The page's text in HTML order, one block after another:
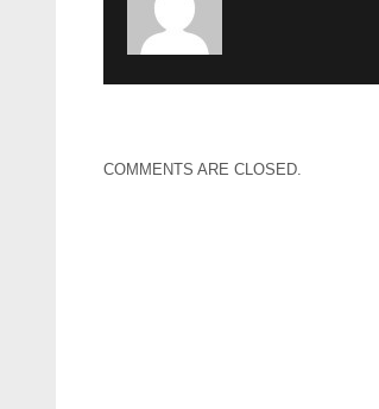
COMMENTS ARE CLOSED.